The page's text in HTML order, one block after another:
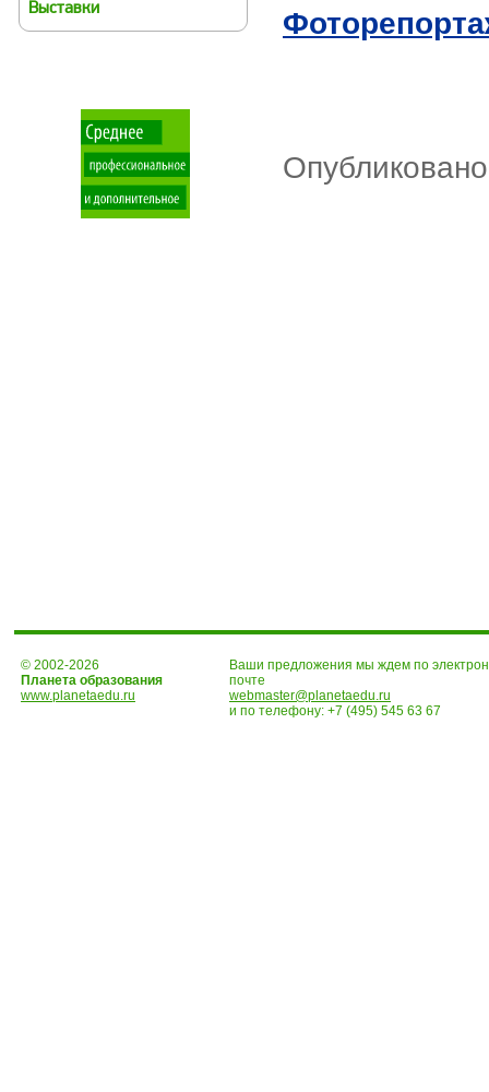
Выставки
© 2002-2026
Планета образования
www.planetaedu.ru
Ваши предложения мы ждем по
почте
webmaster@planetaedu.ru
и по телефону: +7 (495) 545 63 67